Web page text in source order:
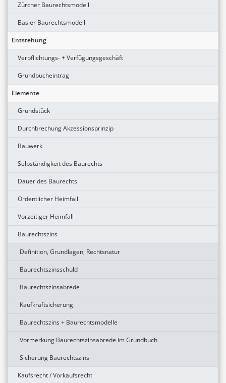
Zürcher Baurechtsmodell
Basler Baurechtsmodell
Entstehung
Verpflichtungs- + Verfügungsgeschäft
Grundbucheintrag
Elemente
Grundstück
Durchbrechung Akzessionsprinzip
Bauwerk
Selbständigkeit des Baurechts
Dauer des Baurechts
Ordentlicher Heimfall
Vorzeitiger Heimfall
Baurechtszins
Definition, Grundlagen, Rechtsnatur
Baurechtszinsschuld
Baurechtszinsabrede
Kaufkraftsicherung
Baurechtszins + Baurechtsmodelle
Vormerkung Baurechtszinsabrede im Grundbuch
Sicherung Baurechtszins
Kaufsrecht / Vorkaufsrecht